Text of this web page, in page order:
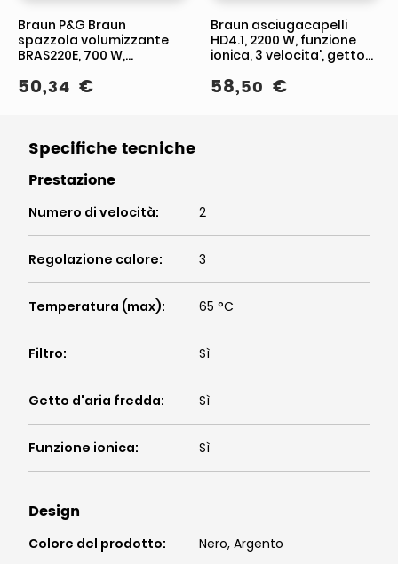
Braun P&G Braun
spazzola volumizzante
BRAS220E, 700 W,
velocita', 2 temperature,
aria fredda, nero
50,34 €
Braun asciugacapelli
HD4.1, 2200 W, funzione
ionica, 3 velocita', getto
nero
58,50 €
Specifiche tecniche
Prestazione
Numero di velocità: 2
Regolazione calore: 3
Temperatura (max): 65 °C
Filtro: Sì
Getto d'aria fredda: Sì
Funzione ionica: Sì
Design
Colore del prodotto: Nero, Argento